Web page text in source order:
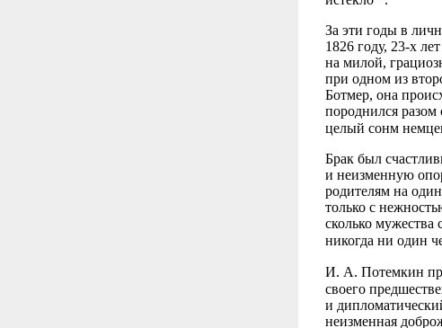
За эти годы в
1826 году, 23-х
на милой,
при одном из
Ботмер, она
породнился
целый сонм
Брак был
и неизменную
родителям на
только с
сколько
никогда ни один
И. А. Потемкин
своего
и
неизменная